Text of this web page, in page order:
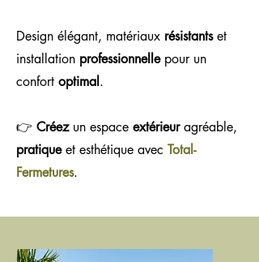
Design élégant, matériaux résistantset
installation professionnelle pour un
confort optimal .
👉 Créezun espace extérieuragréable,
pratiqueet esthétique avec Total-
Fermetures.